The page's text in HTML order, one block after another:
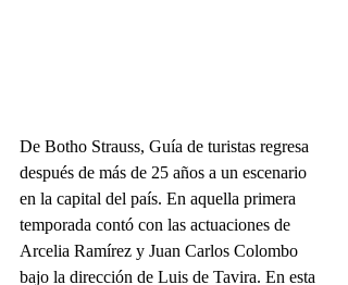
De Botho Strauss, Guía de turistas regresa
después de más de 25 años a un escenario
en la capital del país. En aquella primera
temporada contó con las actuaciones de
Arcelia Ramírez y Juan Carlos Colombo
bajo la dirección de Luis de Tavira. En esta